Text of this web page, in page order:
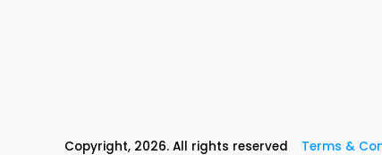
Copyright, 2026. All rights reserved Terms &